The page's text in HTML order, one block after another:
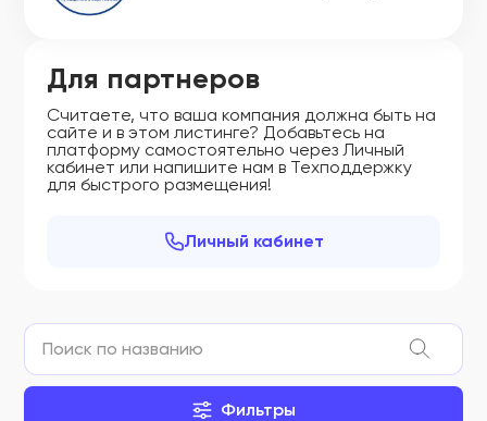
Для партнеров
Считаете, что ваша компания должна быть на
сайте и в этом листинге? Добавьтесь на
платформу самостоятельно через Личный
кабинет или напишите нам в Техподдержку
для быстрого размещения!
Личный кабинет
Фильтры